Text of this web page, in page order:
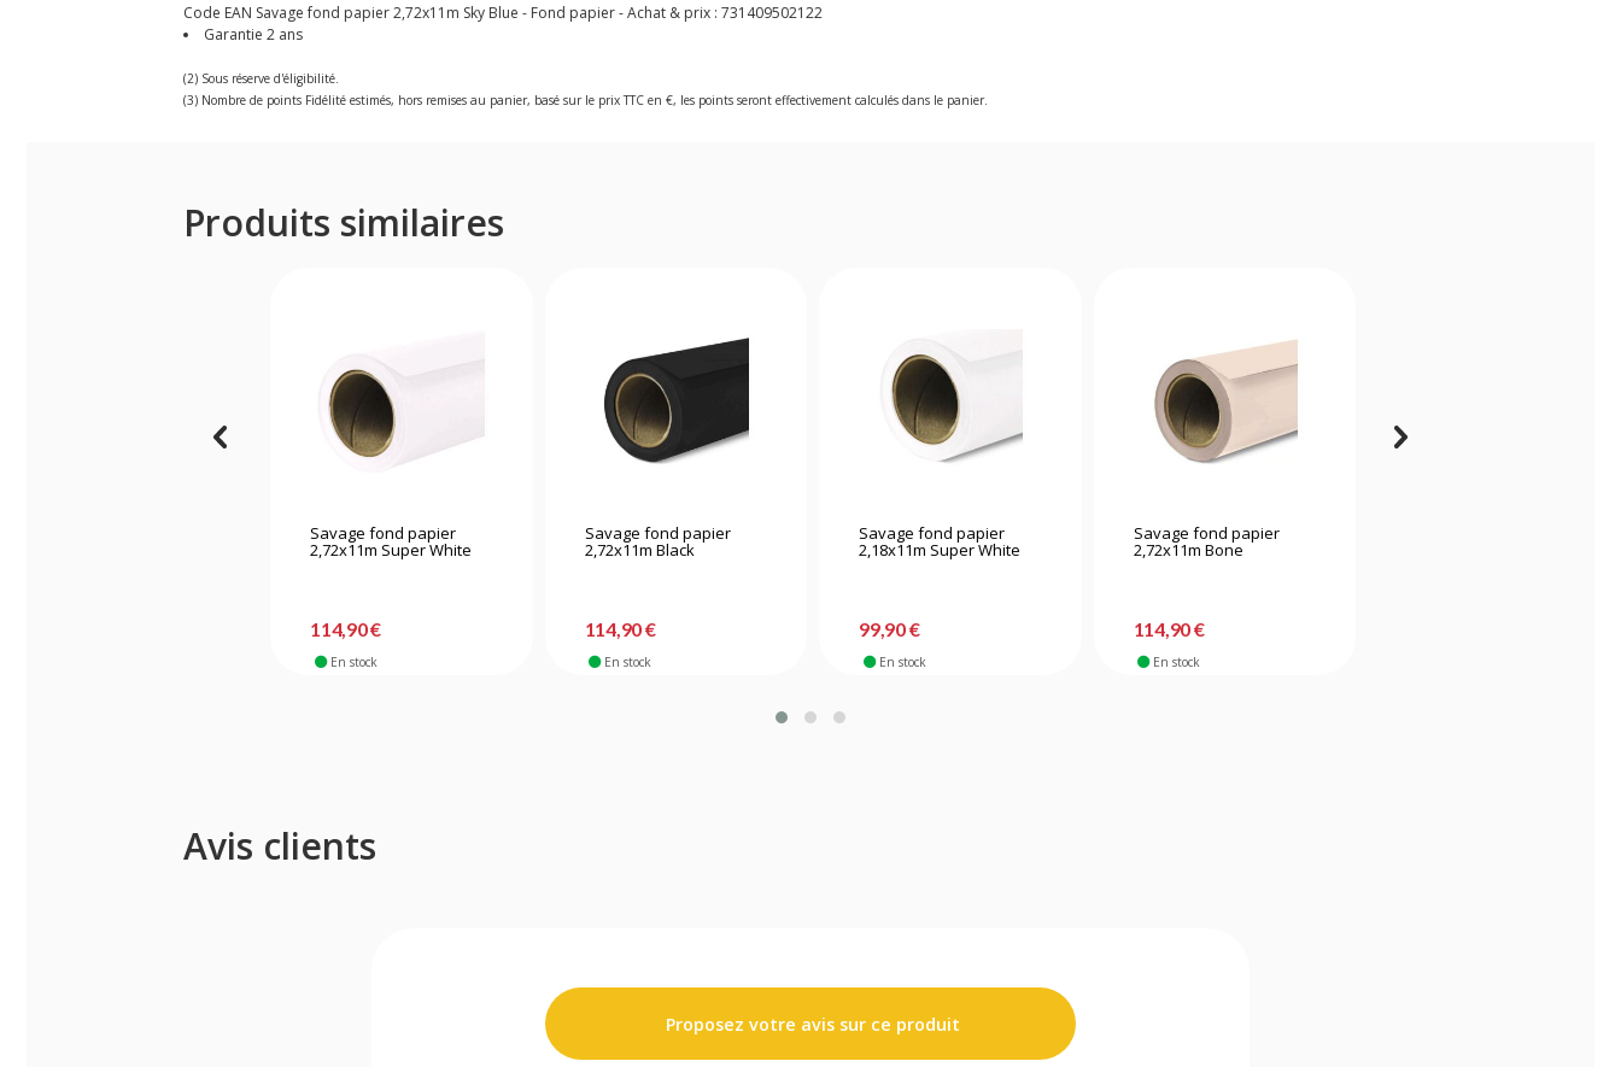
Code EAN Savage fond papier 2,72x11m Sky Blue - Fond papier - Achat & prix : 731409502122
Garantie 2 ans
(2) Sous réserve d'éligibilité.
(3) Nombre de points Fidélité estimés, hors remises au panier, basé sur le prix TTC en €, les points seront effectivement calculés dans le panier.
Produits similaires
Savage fond papier
2,72x11m Super White
114,90 €
En stock
Savage fond papier
2,72x11m Black
114,90 €
En stock
Savage fond papier
2,18x11m Super White
99,90 €
En stock
Savage fond papier
2,72x11m Bone
114,90 €
En stock
Avis clients
Proposez votre avis sur ce produit